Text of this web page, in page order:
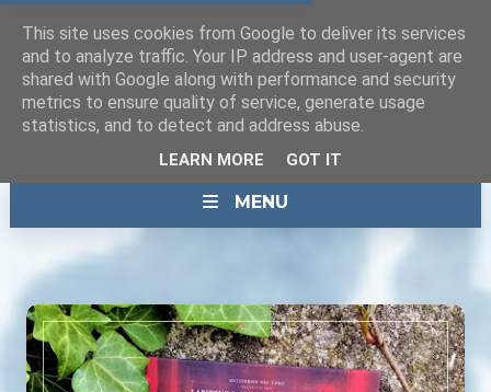
MENU
This site uses cookies from Google to deliver its services
and to analyze traffic. Your IP address and user-agent are
shared with Google along with performance and security
metrics to ensure quality of service, generate usage
statistics, and to detect and address abuse.
LEARN MORE GOT IT